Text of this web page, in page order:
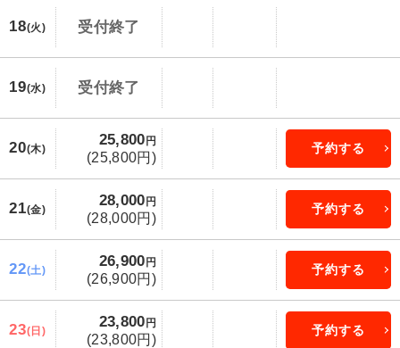
18(火) 受付終了
19(水) 受付終了
20(木)
25,800 円
(25,800円)
予約する
21(金)
28,000 円
(28,000円)
予約する
22(土)
26,900 円
(26,900円)
予約する
23(日)
23,800 円
(23,800円)
予約する